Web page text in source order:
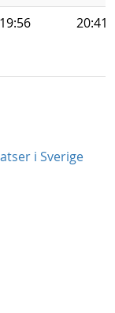
19:56 20:41
i Sverige